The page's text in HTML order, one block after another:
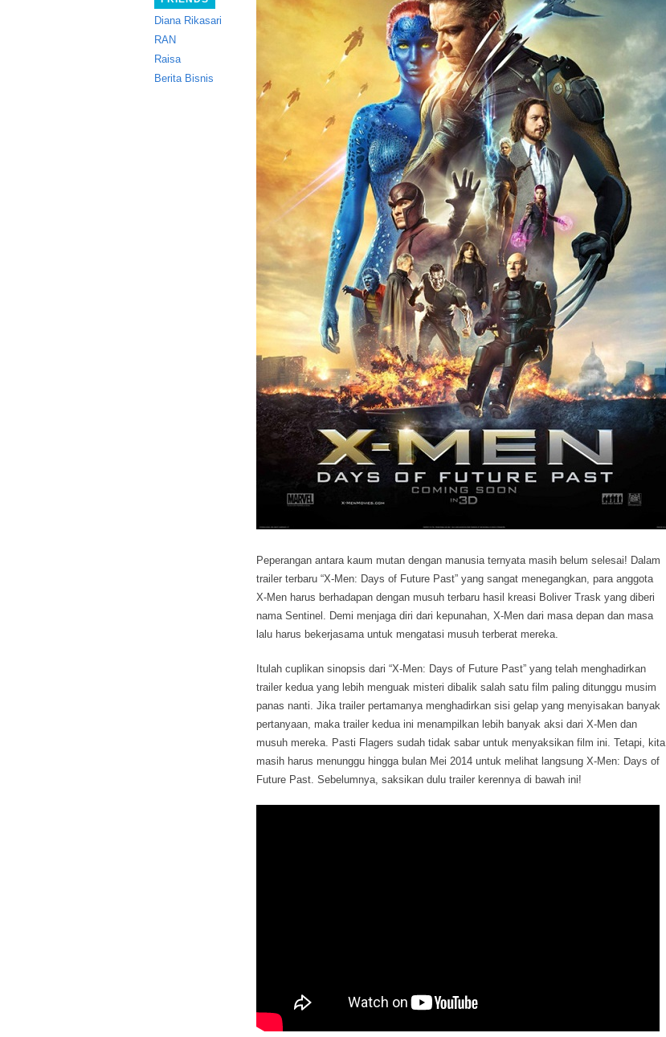
Diana Rikasari
RAN
Raisa
Berita Bisnis
Peperangan antara kaum mutan dengan manusia ternyata masih belum selesai! Dalam
trailer terbaru “X-Men: Days of Future Past” yang sangat menegangkan, para anggota
X-Men harus berhadapan dengan musuh terbaru hasil kreasi Boliver Trask yang diberi
nama Sentinel. Demi menjaga diri dari kepunahan, X-Men dari masa depan dan masa
lalu harus bekerjasama untuk mengatasi musuh terberat mereka.
Itulah cuplikan sinopsis dari “X-Men: Days of Future Past” yang telah menghadirkan
trailer kedua yang lebih menguak misteri dibalik salah satu film paling ditunggu musim
panas nanti. Jika trailer pertamanya menghadirkan sisi gelap yang menyisakan banyak
pertanyaan, maka trailer kedua ini menampilkan lebih banyak aksi dari X-Men dan
musuh mereka. Pasti Flagers sudah tidak sabar untuk menyaksikan film ini. Tetapi, kita
masih harus menunggu hingga bulan Mei 2014 untuk melihat langsung X-Men: Days of
Future Past. Sebelumnya, saksikan dulu trailer kerennya di bawah ini!